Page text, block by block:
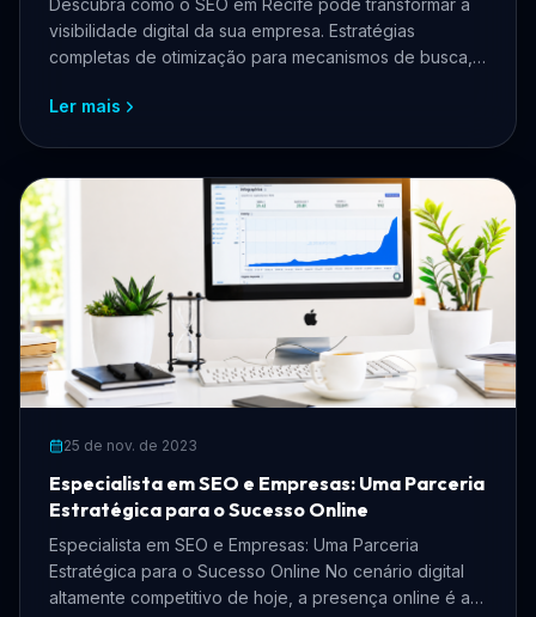
Descubra como o SEO em Recife pode transformar a
visibilidade digital da sua empresa. Estratégias
completas de otimização para mecanismos de busca,
pernambucanos.
Ler mais
25 de nov. de 2023
Especialista em SEO e Empresas: Uma Parceria
Estratégica para o Sucesso Online
Especialista em SEO e Empresas: Uma Parceria
Estratégica para o Sucesso Online No cenário digital
altamente competitivo de hoje, a presença online é a